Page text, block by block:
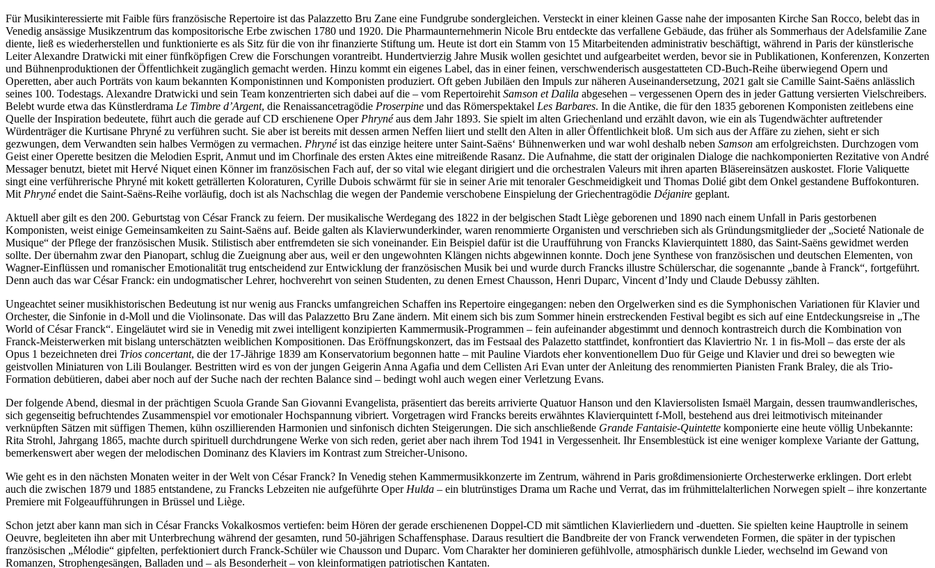
Für Musikinteressierte mit Faible fürs französische Repertoire ist das Palazzetto Bru Zane eine Fundgrube sondergleichen. Versteckt in einer kleinen Gasse nahe der imposanten Kirche San Rocco, belebt das in
Venedig ansässige Musikzentrum das kompositorische Erbe zwischen 1780 und 1920. Die Pharmaunternehmerin Nicole Bru entdeckte das verfallene Gebäude, das früher als Sommerhaus der Adelsfamilie Zane
diente, ließ es wiederherstellen und funktionierte es als Sitz für die von ihr finanzierte Stiftung um. Heute ist dort ein Stamm von 15 Mitarbeitenden administrativ beschäftigt, während in Paris der künstlerische
Leiter Alexandre Dratwicki mit einer fünfköpfigen Crew die Forschungen vorantreibt. Hundertvierzig Jahre Musik wollen gesichtet und aufgearbeitet werden, bevor sie in Publikationen, Konferenzen, Konzerten
und Bühnenproduktionen der Öffentlichkeit zugänglich gemacht werden. Hinzu kommt ein eigenes Label, das in einer feinen, verschwenderisch ausgestatteten CD-Buch-Reihe überwiegend Opern und
Operetten, aber auch Porträts von kaum bekannten Komponistinnen und Komponisten produziert. Oft geben Jubiläen den Impuls zur näheren Auseinandersetzung, 2021 galt sie Camille Saint-Saëns anlässlich
seines 100. Todestags. Alexandre Dratwicki und sein Team konzentrierten sich dabei auf die – vom Repertoirehit Samson et Dalila abgesehen – vergessenen Opern des in jeder Gattung versierten Vielschreibers.
Belebt wurde etwa das Künstlerdrama Le Timbre d’Argent, die Renaissancetragödie Proserpine und das Römerspektakel Les Barbares. In die Antike, die für den 1835 geborenen Komponisten zeitlebens eine
Quelle der Inspiration bedeutete, führt auch die gerade auf CD erschienene Oper Phrynéaus dem Jahr 1893. Sie spielt im alten Griechenland und erzählt davon, wie ein als Tugendwächter auftretender
Würdenträger die Kurtisane Phryné zu verführen sucht. Sie aber ist bereits mit dessen armen Neffen liiert und stellt den Alten in aller Öffentlichkeit bloß. Um sich aus der Affäre zu ziehen, sieht er sich
gezwungen, dem Verwandten sein halbes Vermögen zu vermachen. Phrynéist das einzige heitere unter Saint-Saëns‘ Bühnenwerken und war wohl deshalb neben Samson am erfolgreichsten. Durchzogen vom
Geist einer Operette besitzen die Melodien Esprit, Anmut und im Chorfinale des ersten Aktes eine mitreißende Rasanz. Die Aufnahme, die statt der originalen Dialoge die nachkomponierten Rezitative von André
Messager benutzt, bietet mit Hervé Niquet einen Könner im französischen Fach auf, der so vital wie elegant dirigiert und die orchestralen Valeurs mit ihren aparten Bläsereinsätzen auskostet. Florie Valiquette
singt eine verführerische Phryné mit kokett geträllerten Koloraturen, Cyrille Dubois schwärmt für sie in seiner Arie mit tenoraler Geschmeidigkeit und Thomas Dolié gibt dem Onkel gestandene Buffokonturen.
Mit Phrynéendet die Saint-Saëns-Reihe vorläufig, doch ist als Nachschlag die wegen der Pandemie verschobene Einspielung der Griechentragödie Déjanire geplant.
Aktuell aber gilt es den 200. Geburtstag von César Franck zu feiern. Der musikalische Werdegang des 1822 in der belgischen Stadt Liège geborenen und 1890 nach einem Unfall in Paris gestorbenen
Komponisten, weist einige Gemeinsamkeiten zu Saint-Saëns auf. Beide galten als Klavierwunderkinder, waren renommierte Organisten und verschrieben sich als Gründungsmitglieder der „Societé Nationale de
Musique“ der Pflege der französischen Musik. Stilistisch aber entfremdeten sie sich voneinander. Ein Beispiel dafür ist die Uraufführung von Francks Klavierquintett 1880, das Saint-Saëns gewidmet werden
sollte. Der übernahm zwar den Pianopart, schlug die Zueignung aber aus, weil er den ungewohnten Klängen nichts abgewinnen konnte. Doch jene Synthese von französischen und deutschen Elementen, von
Wagner-Einflüssen und romanischer Emotionalität trug entscheidend zur Entwicklung der französischen Musik bei und wurde durch Francks illustre Schülerschar, die sogenannte „bande à Franck“, fortgeführt.
Denn auch das war César Franck: ein undogmatischer Lehrer, hochverehrt von seinen Studenten, zu denen Ernest Chausson, Henri Duparc, Vincent d’Indy und Claude Debussy zählten.
Ungeachtet seiner musikhistorischen Bedeutung ist nur wenig aus Francks umfangreichen Schaffen ins Repertoire eingegangen: neben den Orgelwerken sind es die Symphonischen Variationen für Klavier und
Orchester, die Sinfonie in d-Moll und die Violinsonate. Das will das Palazzetto Bru Zane ändern. Mit einem sich bis zum Sommer hinein erstreckenden Festival begibt es sich auf eine Entdeckungsreise in „The
World of César Franck“. Eingeläutet wird sie in Venedig mit zwei intelligent konzipierten Kammermusik-Programmen – fein aufeinander abgestimmt und dennoch kontrastreich durch die Kombination von
Franck-Meisterwerken mit bislang unterschätzten weiblichen Kompositionen. Das Eröffnungskonzert, das im Festsaal des Palazetto stattfindet, konfrontiert das Klaviertrio Nr. 1 in fis-Moll – das erste der als
Opus 1 bezeichneten drei Trios concertant, die der 17-Jährige 1839 am Konservatorium begonnen hatte – mit Pauline Viardots eher konventionellem Duo für Geige und Klavier und drei so bewegten wie
geistvollen Miniaturen von Lili Boulanger. Bestritten wird es von der jungen Geigerin Anna Agafia und dem Cellisten Ari Evan unter der Anleitung des renommierten Pianisten Frank Braley, die als Trio-
Formation debütieren, dabei aber noch auf der Suche nach der rechten Balance sind – bedingt wohl auch wegen einer Verletzung Evans.
Der folgende Abend, diesmal in der prächtigen Scuola Grande San Giovanni Evangelista, präsentiert das bereits arrivierte Quatuor Hanson und den Klaviersolisten Ismaël Margain, dessen traumwandlerisches,
sich gegenseitig befruchtendes Zusammenspiel vor emotionaler Hochspannung vibriert. Vorgetragen wird Francks bereits erwähntes Klavierquintett f-Moll, bestehend aus drei leitmotivisch miteinander
verknüpften Sätzen mit süffigen Themen, kühn oszillierenden Harmonien und sinfonisch dichten Steigerungen. Die sich anschließende Grande Fantaisie-Quintette komponierte eine heute völlig Unbekannte:
Rita Strohl, Jahrgang 1865, machte durch spirituell durchdrungene Werke von sich reden, geriet aber nach ihrem Tod 1941 in Vergessenheit. Ihr Ensemblestück ist eine weniger komplexe Variante der Gattung,
bemerkenswert aber wegen der melodischen Dominanz des Klaviers im Kontrast zum Streicher-Unisono.
Wie geht es in den nächsten Monaten weiter in der Welt von César Franck? In Venedig stehen Kammermusikkonzerte im Zentrum, während in Paris großdimensionierte Orchesterwerke erklingen. Dort erlebt
auch die zwischen 1879 und 1885 entstandene, zu Francks Lebzeiten nie aufgeführte Oper Hulda – ein blutrünstiges Drama um Rache und Verrat, das im frühmittelalterlichen Norwegen spielt – ihre konzertante
Premiere mit Folgeaufführungen in Brüssel und Liège.
Schon jetzt aber kann man sich in César Francks Vokalkosmos vertiefen: beim Hören der gerade erschienenen Doppel-CD mit sämtlichen Klavierliedern und -duetten. Sie spielten keine Hauptrolle in seinem
Oeuvre, begleiteten ihn aber mit Unterbrechung während der gesamten, rund 50-jährigen Schaffensphase. Daraus resultiert die Bandbreite der von Franck verwendeten Formen, die später in der typischen
französischen „Mélodie“ gipfelten, perfektioniert durch Franck-Schüler wie Chausson und Duparc. Vom Charakter her dominieren gefühlvolle, atmosphärisch dunkle Lieder, wechselnd im Gewand von
Romanzen, Strophengesängen, Balladen und – als Besonderheit – von kleinformatigen patriotischen Kantaten.